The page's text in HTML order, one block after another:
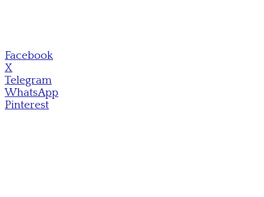
Facebook
X
Telegram
WhatsApp
Pinterest